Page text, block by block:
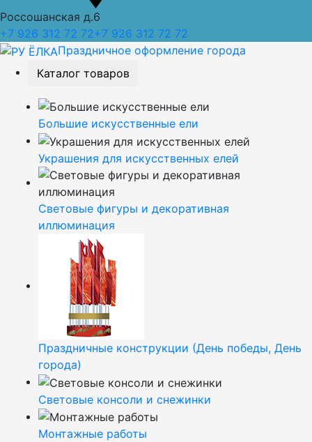
Россошанская д.6
+7 926 312 72 72+7 926 312 72 72
Праздничное оформление города
Каталог товаров
Большие искусственные ели
Украшения для искусственных елей
Световые фигуры и декоративная
иллюминация
Праздничные конструкции (День победы, День
города)
Световые консоли и снежинки
Монтажные работы